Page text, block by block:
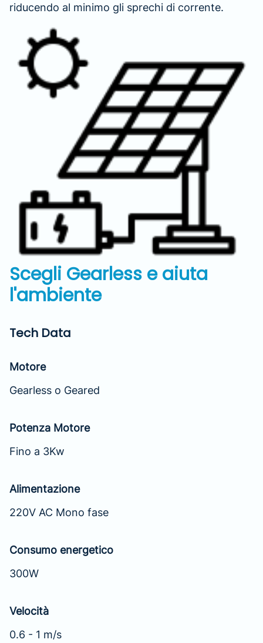
riducendo al minimo gli sprechi di corrente.
Scegli Gearless e aiuta
l'ambiente
Tech Data
Motore
Gearless o Geared
Potenza Motore
Fino a 3Kw
Alimentazione
220V AC Mono fase
Consumo energetico
300W
Velocità
0.6 - 1 m/s